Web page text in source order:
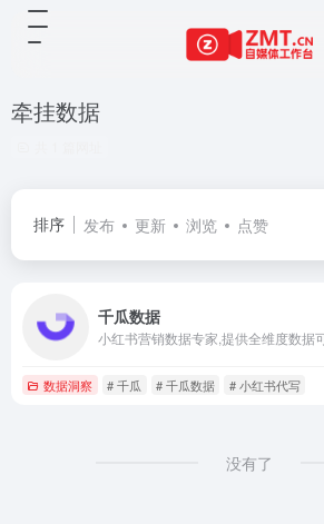
牵挂数据
排序 发布 更新 浏览 点赞
千瓜数据
小红书营销数据专家,提供全维度数据
数据洞察 # 千瓜 # 千瓜数据 # 小红书代写
没有了